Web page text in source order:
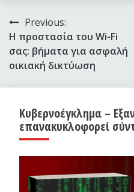
Πλοήγηση
άρθρων
Previous:
Η προστασία του Wi-Fi
σας: βήματα για ασφαλή
οικιακή δικτύωση
Κυβερνοέγκλημα –
επανακυκλοφορεί